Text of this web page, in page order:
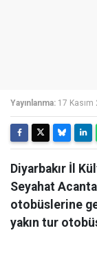
Yayınlanma: 17
Diyarbakır İl
Seyahat
otobüslerine
yakın tur